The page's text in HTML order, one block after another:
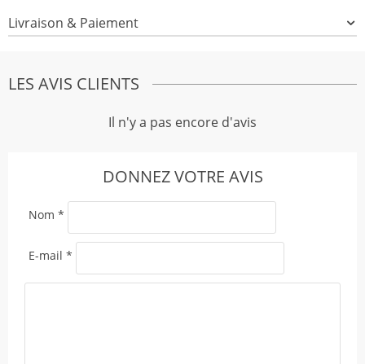
Livraison & Paiement
LES AVIS CLIENTS
Il n'y a pas encore d'avis
DONNEZ VOTRE AVIS
Nom *
E-mail *